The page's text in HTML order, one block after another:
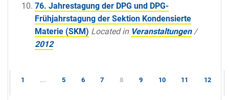
76. Jahrestagung der DPG und DPG-
Frühjahrstagung der Sektion Kondensierte
Materie (SKM) Located in Veranstaltungen /
2012
1 ... 5 6 7 8 9 10 11 12